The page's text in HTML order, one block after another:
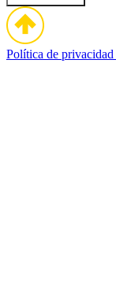
Política de privacidad